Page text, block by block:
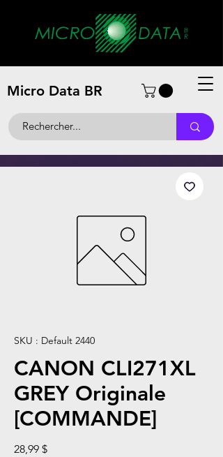
Micro Data BR
SKU : Default 2440
CANON CLI271XL
GREY Originale
[COMMANDE]
28,99 $Prix